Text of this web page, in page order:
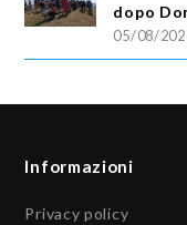
dopo
05/08/
Informazioni
Privacy policy